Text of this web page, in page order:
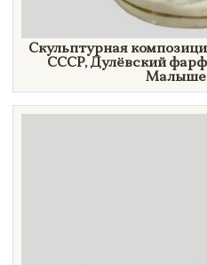
Скульптурная
СССР, Дулёвский